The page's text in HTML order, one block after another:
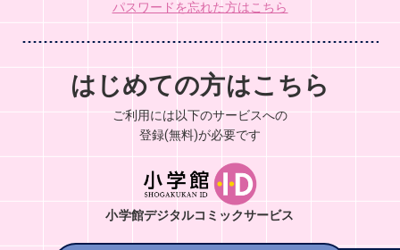
パスワードを忘れた方はこちら
はじめての方はこちら
ご利用には以下のサービスへの
登録(無料)が必要です
小学館デジタルコミックサービス